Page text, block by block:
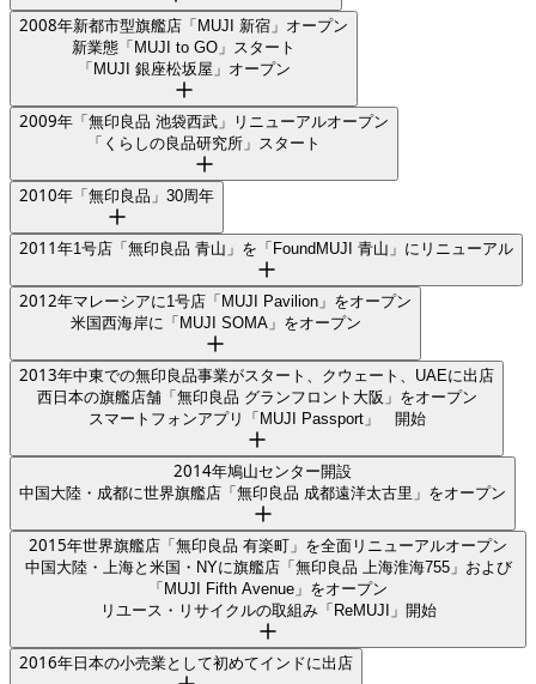
2008年新都市型旗艦店「MUJI 新宿」オープン
新業態「MUJI to GO」スタート
「MUJI 銀座松坂屋」オープン
2009年 「無印良品 池袋西武」リニューアルオープン
「くらしの良品研究所」スタート
2010年 「無印良品」30周年
2011年1号店「無印良品 青山」を「FoundMUJI 青山」にリニューアル
2012年マレーシアに1号店「MUJI Pavilion」をオープン
米国西海岸に「MUJI SOMA」をオープン
2013年中東での無印良品事業がスタート、クウェート、UAEに出店
西日本の旗艦店舗「無印良品 グランフロント大阪」をオープン
スマートフォンアプリ「MUJI Passport」 開始
2014年鳩山センター開設
中国大陸・成都に世界旗艦店「無印良品 成都遠洋太古里」をオープン
2015年世界旗艦店「無印良品 有楽町」を全面リニューアルオープン
中国大陸・上海と米国・NYに旗艦店「無印良品 上海淮海755」および
「MUJI Fifth Avenue」をオープン
リユース・リサイクルの取組み「ReMUJI」開始
2016年 日本の小売業として初めてインドに出店